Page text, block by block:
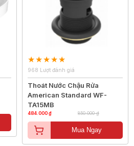
968 Lượt đánh giá
Thoát Nước Chậu Rửa
American Standard WF-
TA15MB
484.000 ₫ 850.000 ₫
Mua Ngay